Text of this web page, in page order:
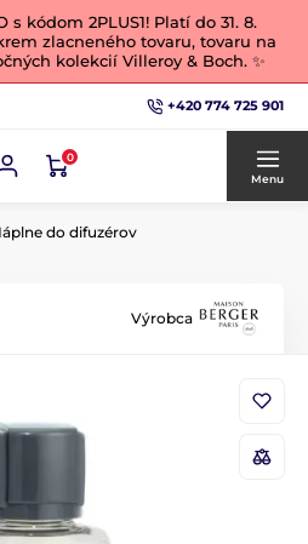
s kódom 2PLUS1! Platí do 31. 8.
zlacneného tovaru, tovaru na
kolekcií Villeroy & Boch. ✨
+420 774 725 901
0
Menu
do difuzérov
Výrobca